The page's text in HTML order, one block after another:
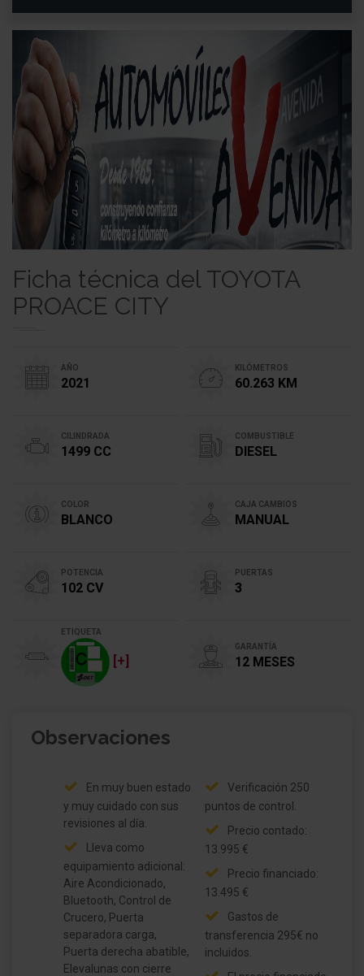
Ficha técnica del TOYOTA
PROACE CITY
AÑO
2021
KILÓMETROS
60.263 KM
CILINDRADA
1499 CC
COMBUSTIBLE
DIESEL
COLOR
BLANCO
CAJA CAMBIOS
MANUAL
POTENCIA
102 CV
PUERTAS
3
ETIQUETA
[+]
GARANTÍA
12 MESES
Observaciones
En muy buen estado
y muy cuidado con sus
revisiones al día.
Lleva como
equipamiento adicional:
Aire Acondicionado,
Bluetooth, Control de
Crucero, Puerta
separadora carga,
Puerta derecha abatible,
Elevalunas con cierre
Verificación 250
puntos de control.
Precio contado:
13.995 €
Precio financiado:
13.495 €
Gastos de
transferencia 295€ no
incluidos.